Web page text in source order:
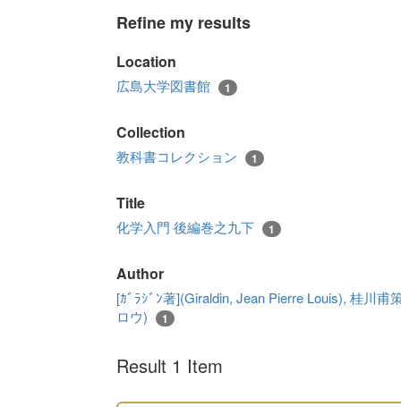
Refine my results
Location
広島大学図書館 1
Collection
教科書コレクション 1
Title
化学入門 後編巻之九下 1
Author
[ｶﾞﾗｼﾞﾝ著](Giraldin, Jean Pierre Louis), 桂川
ロウ)
1
Result 1 Item